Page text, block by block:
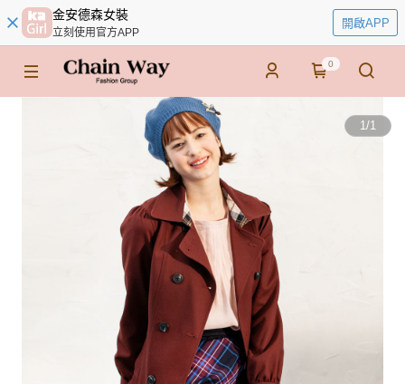
金安德森女裝
立刻使用官方APP
開啟APP
0
1/1